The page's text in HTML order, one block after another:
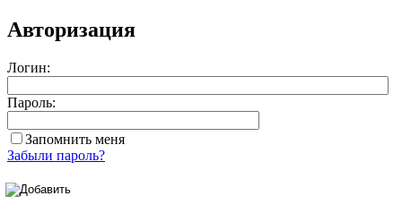
Авторизация
Логин:
Пароль:
Запомнить меня
Забыли пароль?